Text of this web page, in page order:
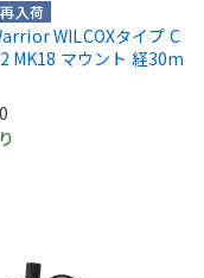
再入荷
WILCOXタイプ C
MK18 マウント 経30m